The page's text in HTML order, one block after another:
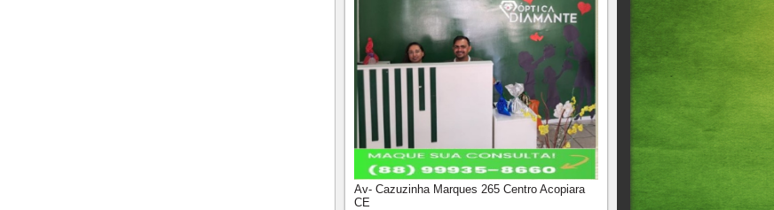
Av- Cazuzinha Marques 265 Centro Acopiara
CE